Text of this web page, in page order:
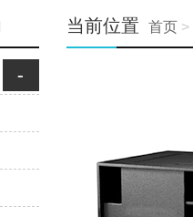
当前位置 首页>
-